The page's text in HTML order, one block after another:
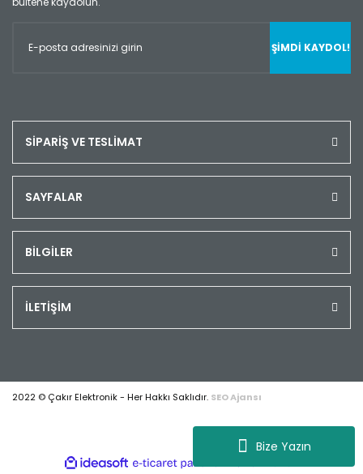
Bize Yazın
ŞİMDİ KAYDOL!
SİPARİŞ VE TESLİMAT
SAYFALAR
BİLGİLER
İLETİŞİM
2022 © Çakır Elektronik - Her Hakkı Saklıdır. SEO Ajansı
ideasoft